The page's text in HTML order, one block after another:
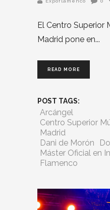
El Centro Superior
Madrid pone en
READ MORE
POST TAGS:
Arcángel
Centro Superior
Madrid
Dani de Morón
Máster Oficial en
Flamenco